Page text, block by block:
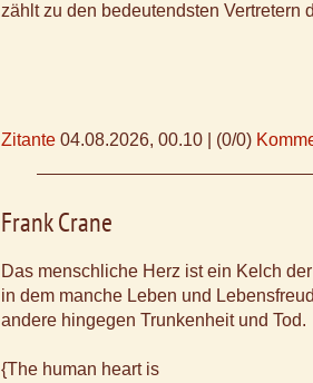
zählt zu den bedeutendsten
Zitante 04.08.2026, 00.10 (0/0)
Frank Crane
Das menschliche Herz ist ein Kelch
in dem manche Leben und
andere hingegen Trunkenheit und Tod.
{The human heart is